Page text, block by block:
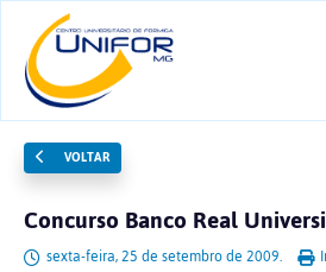
VOLTAR
Concurso Banco Real
sexta-feira, 25 de setembro de 2009.